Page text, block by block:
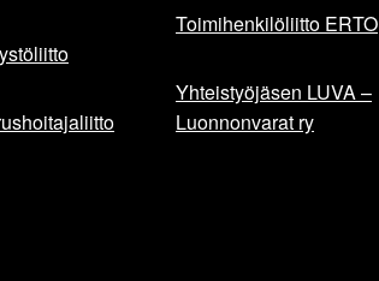
Toimihenkilöliitto ERTO
Yhteistyöjäsen LUVA –
Luonnonvarat ry